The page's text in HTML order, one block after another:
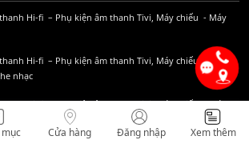
Hi-fi – Phụ kiện âm thanh Tivi, Máy chiếu - Máy
Hi-fi – Phụ kiện âm thanh Tivi, Máy chiếu-Máy
nhạc
Hi-fi–Phụ kiện âm thanh Tivi, Máy chiếu-Máy
Karaoke
Cửa hàng Đăng nhập Xem thêm